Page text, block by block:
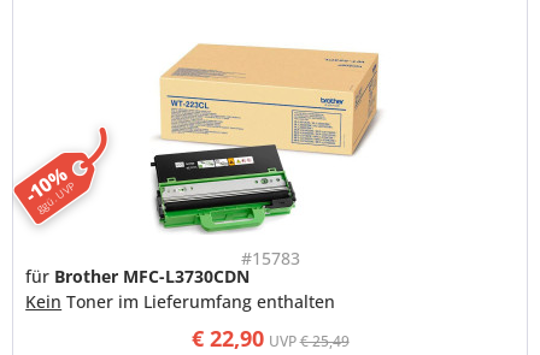
-10%
ggü. UVP
#15783
€ 22,90 UVP€ 25,49
für Brother MFC-L3730CDN
Kein Toner im Lieferumfang enthalten